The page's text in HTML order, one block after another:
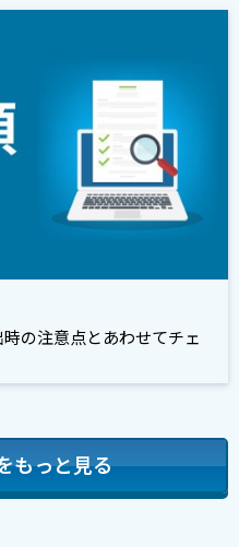
の注意点とあわせてチェ
もっと見る